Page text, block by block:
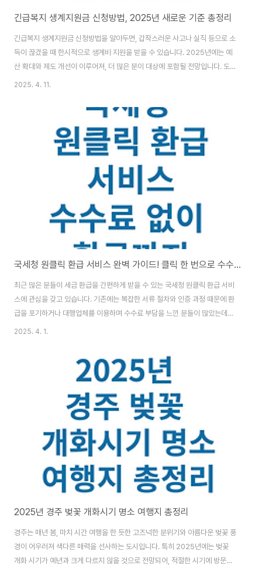
긴급복지 생계지원금 신청방법, 2025년 새로운 기준 총정리
긴급복지 생계지원금 신청방법을 알아두면, 갑작스러운 사고나 실직 등으로 소
득이 끊겼을 때 한시적으로 생계비 지원을 받을 수 있습니다. 2025년에는 예
산 확대와 제도 개선이 이루어져, 더 많은 분이 대상에 포함될 전망입니다. 도움
을 필요로 하는 분들이 적절한 시기에 지원받을 수 있도록, 오늘은 긴급복지 생
란?긴급복지 생계지원금은 위기 상황으로 생활이 곤란해진 가구가 최소한의
주로 예기치 못한 실직, 질병, 자연재해, 가정해체 등 다양한 원인으로 경제적
어려움이 가중된 경우 신청 가능성이 높습니다.긴급복지 지원 제도는 「긴급복
지 지원법」을 근거로 운영되며, 각 ..
2025. 4. 11.
국세청 원클릭 환급 서비스 완벽 가이드! 클릭 한 번으로 수수료 없이 환급까지 끝!
최근 많은 분들이 세금 환급을 간편하게 받을 수 있는 국세청 원클릭 환급 서비
스에 관심을 갖고 있습니다. 기존에는 복잡한 서류 절차와 인증 과정 때문에 환
급을 포기하거나 대행업체를 이용하며 수수료 부담을 느낀 분들이 많았는데요.
이제는 국세청 원클릭 환급 서비스를 통해 수수료 없이 무료로 누구나 쉽고 빠
가 급격히 증가할 정도로 큰 인기를 끌고 있습니다. 서비스 오픈 첫날인 3월 31
일 오후 6시 기준, 이미 누적 접속자 수가 45만 명을 돌파했고, 약 13만 명이
총 98억 원의 환급을 신청했다고 합니다. 그만큼 많은 분들이 기다렸던 서비스
라고 할 수 있죠. 그래서 오늘은 국세청 원클릭 환급 서비스에 대해 보다 자세히
2025. 4. 1.
2025년 경주 벚꽃 개화시기 명소 여행지 총정리
경주는 매년 봄, 마치 시간 여행을 한 듯한 고즈넉한 분위기와 아름다운 벚꽃 풍
경이 어우러져 색다른 매력을 선사하는 도시입니다. 특히 2025년에는 벚꽃
개화 시기가 예년과 크게 다르지 않을 것으로 전망되어, 적절한 시기에 방문한